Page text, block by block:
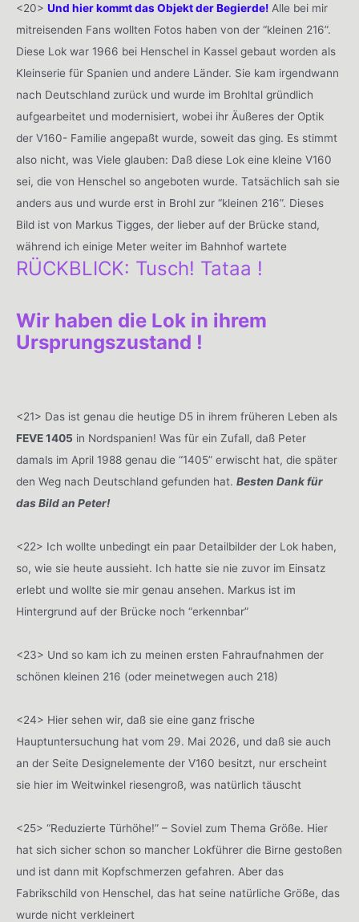
<20> Und hier kommt das Objekt der Begierde! Alle bei mir
mitreisenden Fans wollten Fotos haben von der “kleinen 216”.
Diese Lok war 1966 bei Henschel in Kassel gebaut worden als
Kleinserie für Spanien und andere Länder. Sie kam irgendwann
nach Deutschland zurück und wurde im Brohltal gründlich
aufgearbeitet und modernisiert, wobei ihr Äußeres der Optik
der V160- Familie angepaßt wurde, soweit das ging. Es stimmt
also nicht, was Viele glauben: Daß diese Lok eine kleine V160
sei, die von Henschel so angeboten wurde. Tatsächlich sah sie
anders aus und wurde erst in Brohl zur “kleinen 216”. Dieses
Bild ist von Markus Tigges, der lieber auf der Brücke stand,
während ich einige Meter weiter im Bahnhof wartete
RÜCKBLICK: Tusch! Tataa !
Wir haben die Lok in ihrem
Ursprungszustand !
<21> Das ist genau die heutige D5 in ihrem früheren Leben als
FEVE 1405 in Nordspanien! Was für ein Zufall, daß Peter
damals im April 1988 genau die “1405” erwischt hat, die später
den Weg nach Deutschland gefunden hat. Besten Dank für
das Bild an Peter!
<22> Ich wollte unbedingt ein paar Detailbilder der Lok haben,
so, wie sie heute aussieht. Ich hatte sie nie zuvor im Einsatz
erlebt und wollte sie mir genau ansehen. Markus ist im
Hintergrund auf der Brücke noch “erkennbar”
<23> Und so kam ich zu meinen ersten Fahraufnahmen der
schönen kleinen 216 (oder meinetwegen auch 218)
<24> Hier sehen wir, daß sie eine ganz frische
Hauptuntersuchung hat vom 29. Mai 2026, und daß sie auch
an der Seite Designelemente der V160 besitzt, nur erscheint
sie hier im Weitwinkel riesengroß, was natürlich täuscht
<25> “Reduzierte Türhöhe!” – Soviel zum Thema Größe. Hier
hat sich sicher schon so mancher Lokführer die Birne gestoßen
und ist dann mit Kopfschmerzen gefahren. Aber das
Fabrikschild von Henschel, das hat seine natürliche Größe, das
wurde nicht verkleinert